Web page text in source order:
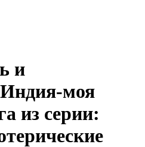
и
Индия-моя
из серии: